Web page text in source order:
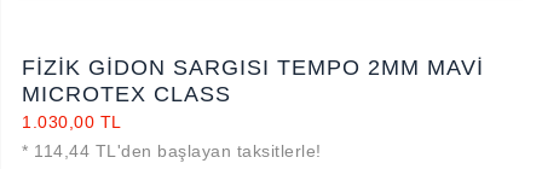
FİZİK GİDON SARGISI TEMPO 2MM MAVİ
MICROTEX CLASS
1.030,00 TL
* 114,44 TL'den başlayan taksitlerle!